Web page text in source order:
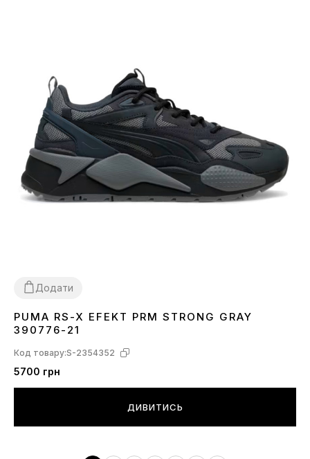
Додати
3644.5
PUMA RS-X EFEKT PRM STRONG GRAY
390776-21
Код товару:S-2354352
5700 грн
ДИВИТИСЬ